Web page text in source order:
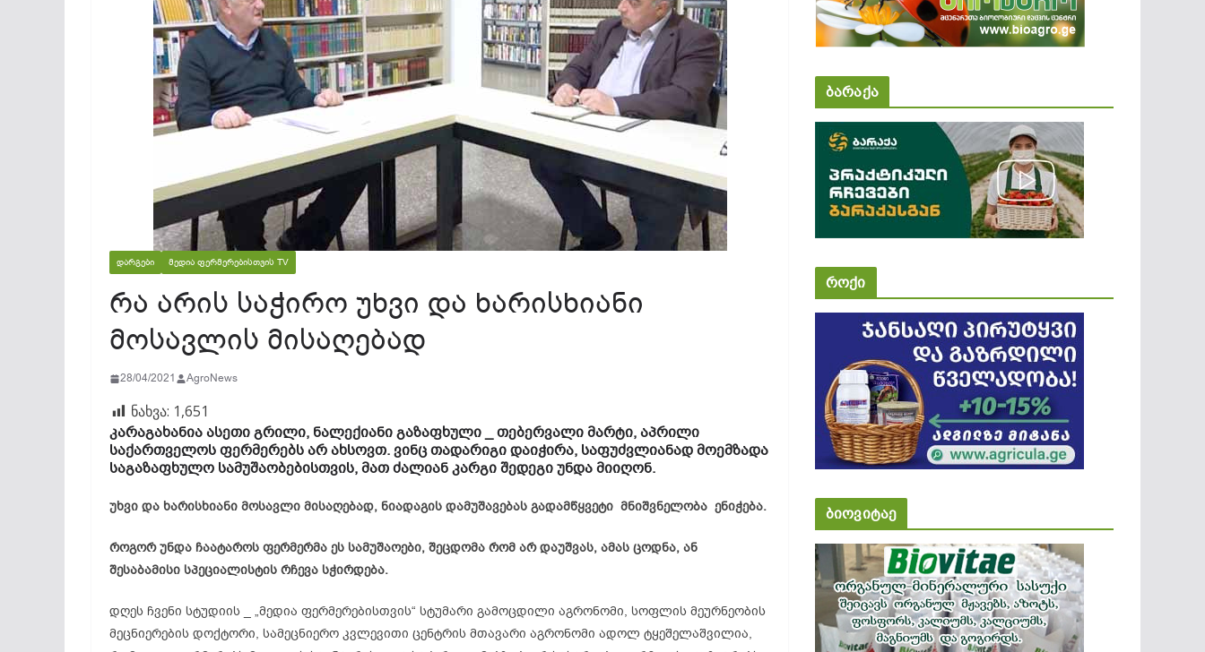
ᲓᲐᲠᲒᲔᲑᲘ ᲛᲔᲓᲘᲐ ᲤᲔᲠᲛᲔᲠᲔᲑᲘᲡᲗᲕᲘᲡ TV
რა არის საჭირო უხვი და ხარისხიანი
მოსავლის მისაღებად
28/04/2021 AgroNews
ნახვა: 1,651
კარაგახანიაასეთი გრილი, ნალექიანი გაზაფხული _ თებერვალი მარტი, აპრილი
საქართველოს ფერმერებს არ ახსოვთ. ვინც თადარიგი დაიჭირა, საფუძვლიანად მოემზადა
საგაზაფხულო სამუშაობებისთვის, მათ ძალიან კარგი შედეგი უნდა მიიღონ.
უხვი და ხარისხიანი მოსავლი მისაღებად, ნიადაგის დამუშავებას გადამწყვეტი მნიშვნელობა ენიჭება.
როგორ უნდა ჩაატაროს ფერმერმა ეს სამუშაოები, შეცდომა რომ არ დაუშვას, ამას ცოდნა, ან
შესაბამისი სპეციალისტის რჩევა სჭირდება.
დღეს ჩვენი სტუდიის _ „მედია ფერმერებისთვის“ სტუმარი გამოცდილი აგრონომი, სოფლის მეურნეობის
მეცნიერების დოქტორი, სამეცნიერო კვლევითი ცენტრის მთავარი აგრონომი ადოლ ტყეშელაშვილია,
ბარაქა
როქი
ბიოვიტაე